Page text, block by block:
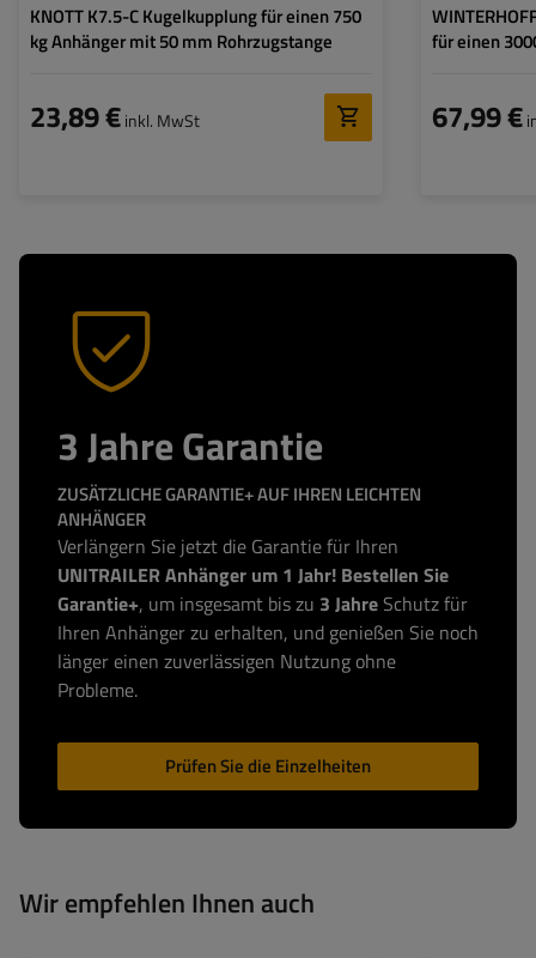
KNOTT K7.5-C Kugelkupplung für einen 750
kg Anhänger mit 50 mm Rohrzugstange
23,89 €inkl. MwSt
für einen
67,99 €
3 Jahre Garantie
ZUSÄTZLICHE GARANTIE+ AUF IHREN LEICHTEN
ANHÄNGER
Verlängern Sie jetzt die Garantie für Ihren
UNITRAILER Anhänger um 1 Jahr! Bestellen Sie
Garantie+, um insgesamt bis zu 3 Jahre Schutz für
Ihren Anhänger zu erhalten, und genießen Sie noch
länger einen zuverlässigen Nutzung ohne
Probleme.
Prüfen Sie die Einzelheiten
Wir empfehlen Ihnen auch